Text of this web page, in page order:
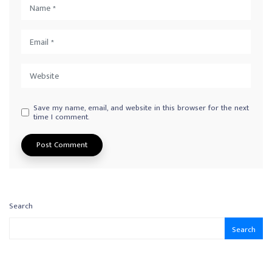
Save my name, email, and website in this browser for the next
time I comment.
Search
Search